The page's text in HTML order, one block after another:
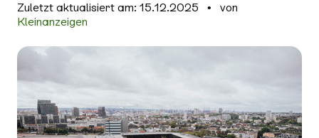
Zuletzt aktualisiert am: 15.12.2025
von
Kleinanzeigen